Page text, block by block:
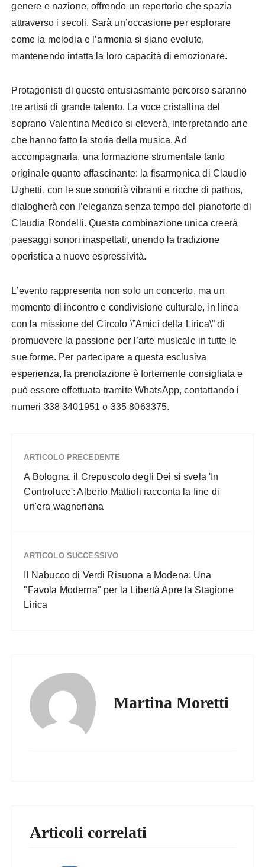
genere e nazione, offrendo un repertorio che spazia
attraverso i secoli. Sarà un’occasione per esplorare
come la melodia e l’armonia si siano evolute,
mantenendo intatta la loro capacità di emozionare.
Protagonisti di questo entusiasmante percorso saranno
tre artisti di grande talento. La voce cristallina del
soprano Valentina Medico si eleverà, interpretando arie
che hanno fatto la storia della musica. Ad
accompagnarla, una formazione strumentale tanto
originale quanto affascinante: la fisarmonica di Claudio
Ughetti, con le sue sonorità vibranti e ricche di pathos,
dialogherà con l’eleganza senza tempo del pianoforte di
Claudia Rondelli. Questa combinazione unica creerà
paesaggi sonori inaspettati, unendo la tradizione
operistica a nuove espressività.
L’evento rappresenta non solo un concerto, ma un
momento di incontro e condivisione culturale, in linea
con la missione del Circolo \”Amici della Lirica\” di
promuovere la passione per l’arte musicale in tutte le
sue forme. Per partecipare a questa esclusiva
esperienza, la prenotazione è fortemente consigliata e
può essere effettuata tramite WhatsApp, contattando i
numeri 338 3401951 o 335 8063375.
ARTICOLO PRECEDENTE
A Bologna, il Crepuscolo degli Dei si svela 'In
Controluce': Alberto Mattioli racconta la fine di
un'era wagneriana
ARTICOLO SUCCESSIVO
Il Nabucco di Verdi Risuona a Modena: Una
"Favola Moderna" per la Libertà Apre la Stagione
Lirica
Martina Moretti
Articoli correlati